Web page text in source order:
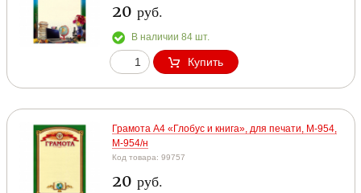
20 руб.
В наличии 84 шт.
Купить
Грамота А4 «Глобус и книга», для печати, М-954,
М-954/н
Код товара: 99757
20 руб.